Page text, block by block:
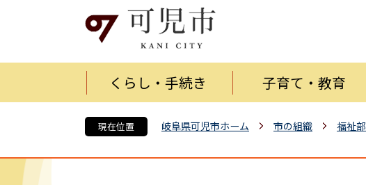
くらし・手続き 子育て・教育
現在位置 岐阜県可児市ホーム 市の組織 福祉部